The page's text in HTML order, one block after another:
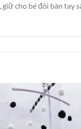
cho bé đôi bàn tay